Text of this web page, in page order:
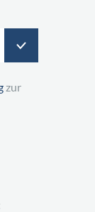
zur